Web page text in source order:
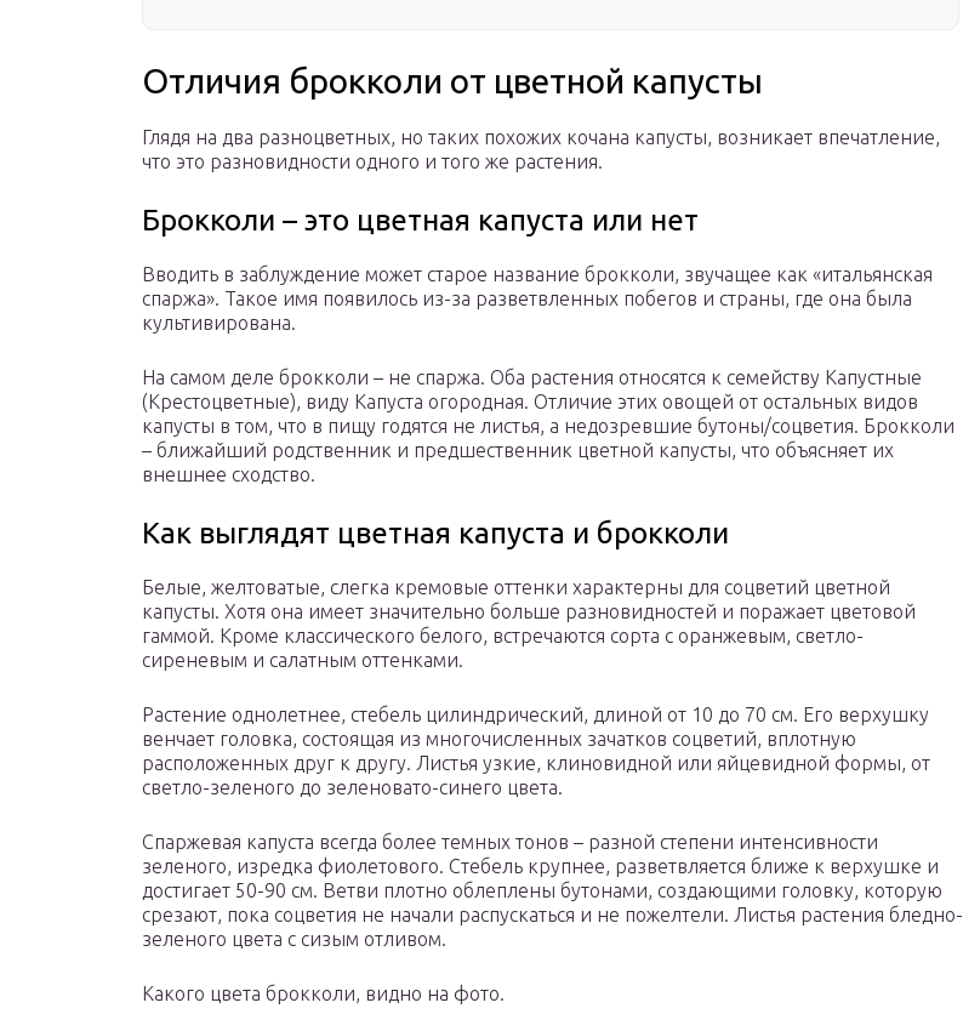
Отличия брокколи от цветной капусты
Глядя на два разноцветных, но таких похожих кочана капусты, возникает впечатление,
что это разновидности одного и того же растения.
Брокколи – это цветная капуста или нет
Вводить в заблуждение может старое название брокколи, звучащее как «итальянская
спаржа». Такое имя появилось из-за разветвленных побегов и страны, где она была
культивирована.
На самом деле брокколи – не спаржа. Оба растения относятся к семейству Капустные
(Крестоцветные), виду Капуста огородная. Отличие этих овощей от остальных видов
капусты в том, что в пищу годятся не листья, а недозревшие бутоны/соцветия. Брокколи
– ближайший родственник и предшественник цветной капусты, что объясняет их
внешнее сходство.
Как выглядят цветная капуста и брокколи
Белые, желтоватые, слегка кремовые оттенки характерны для соцветий цветной
капусты. Хотя она имеет значительно больше разновидностей и поражает цветовой
гаммой. Кроме классического белого, встречаются сорта с оранжевым, светло-
сиреневым и салатным оттенками.
Растение однолетнее, стебель цилиндрический, длиной от 10 до 70 см. Его верхушку
венчает головка, состоящая из многочисленных зачатков соцветий, вплотную
расположенных друг к другу. Листья узкие, клиновидной или яйцевидной формы, от
светло-зеленого до зеленовато-синего цвета.
Спаржевая капуста всегда более темных тонов – разной степени интенсивности
зеленого, изредка фиолетового. Стебель крупнее, разветвляется ближе к верхушке и
достигает 50-90 см. Ветви плотно облеплены бутонами, создающими головку, которую
срезают, пока соцветия не начали распускаться и не пожелтели. Листья растения бледно-
зеленого цвета с сизым отливом.
Какого цвета брокколи, видно на фото.